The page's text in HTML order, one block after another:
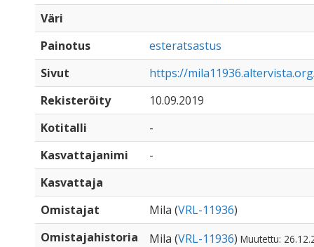
Väri
Painotus
esteratsastus
Sivut
https://
Rekisteröity
10.09.2019
Kotitalli
-
Kasvattajanimi
-
Kasvattaja
Omistajat
Mila (VRL-11936)
Omistajahistoria
Mila (VRL-11936) Muutettu: